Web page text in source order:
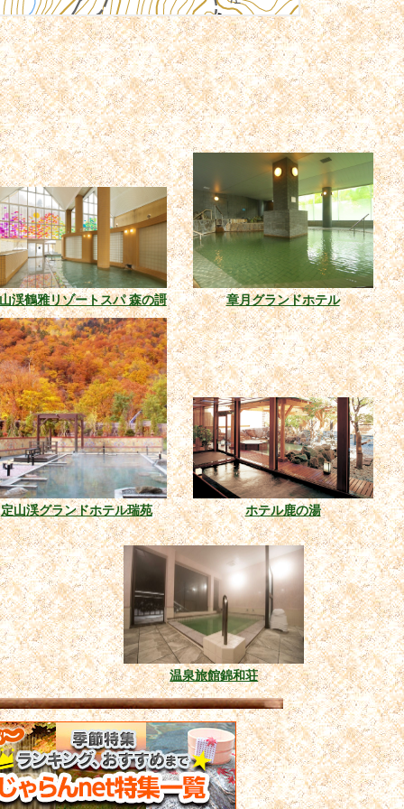
渓鶴雅リゾートスパ 森の謌 章月グランドホテル
定山渓グランドホテル瑞苑 ホテル鹿の湯
温泉旅館錦和荘